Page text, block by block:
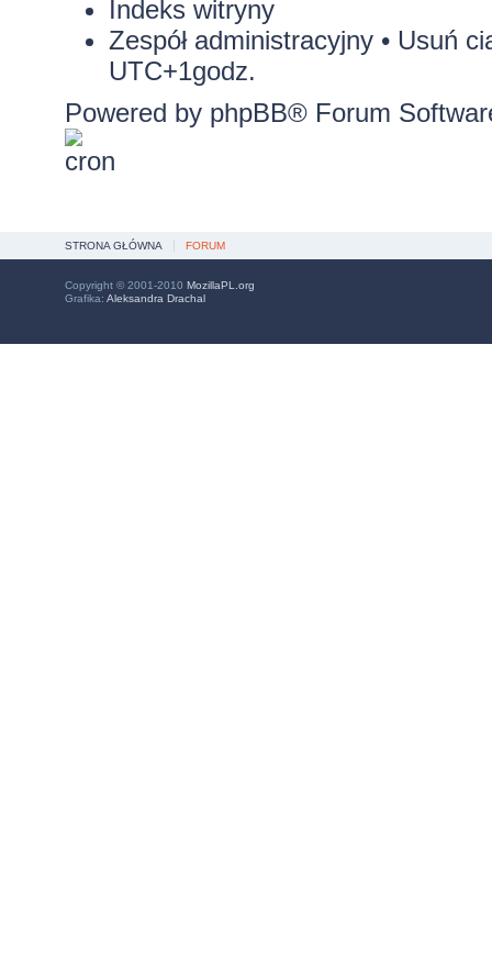
Indeks witryny
Zespół administracyjny• Usuń
UTC+1godz.
Powered by phpBB® Forum
STRONA GŁÓWNA FORUM
Copyright © 2001-2010 MozillaPL.org
Grafika: Aleksandra Drachal